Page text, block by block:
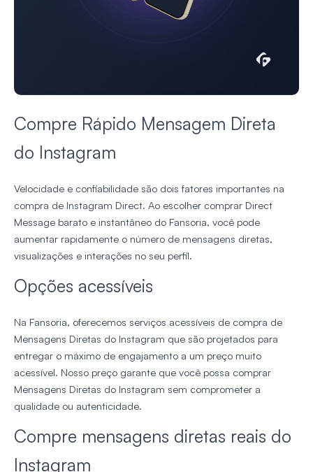
Compre Rápido Mensagem Direta
do Instagram
Velocidade e confiabilidade são dois fatores importantes na
compra de Instagram Direct. Ao escolher comprar Direct
Message barato e instantâneo do Fansoria, você pode
aumentar rapidamente o número de mensagens diretas,
visualizações e interações no seu perfil.
Opções acessíveis
Na Fansoria, oferecemos serviços acessíveis de compra de
Mensagens Diretas do Instagram que são projetados para
entregar o máximo de engajamento a um preço muito
acessível. Nosso preço garante que você possa comprar
Mensagens Diretas do Instagram sem comprometer a
qualidade ou autenticidade.
Compre mensagens diretas reais do
Instagram